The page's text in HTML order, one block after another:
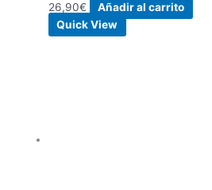
26,90€
Añadir al carrito
Quick View